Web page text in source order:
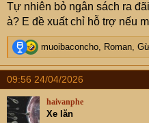
Tự nhiên bỏ ngân sách ra
à? E đề xuất chỉ hỗ trợ nếu
R
e
a
c
muoibaconcho, Roman,
09:56 24/04/2026
haivanphe
Xe lăn